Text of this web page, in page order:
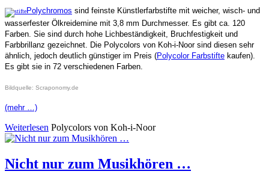
Polychromos sind feinste Künstlerfarbstifte mit weicher, wisch- und
wasserfester Ölkreidemine mit 3,8 mm Durchmesser. Es gibt ca. 120
Farben. Sie sind durch hohe Lichbeständigkeit, Bruchfestigkeit und
Farbbrillanz gezeichnet. Die Polycolors von Koh-i-Noor sind diesen sehr
ähnlich, jedoch deutlich günstiger im Preis (Polycolor Farbstifte kaufen).
Es gibt sie in 72 verschiedenen Farben.
Bildquelle: Scraponomy.de
(mehr …)
Weiterlesen Polycolors von Koh-i-Noor
Nicht nur zum Musikhören …